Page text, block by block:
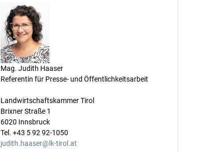
Mag. Judith Haaser
Referentin für Presse- und Öffentlichkeitsarbeit
Landwirtschaftskammer Tirol
Brixner Straße 1
6020 Innsbruck
Tel. +43 5 92 92-1050
judith.haaser@lk-tirol.at